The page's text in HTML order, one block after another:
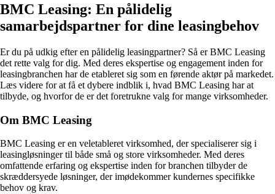
BMC Leasing: En pålidelig
samarbejdspartner for dine leasingbehov
Er du på udkig efter en pålidelig leasingpartner? Så er BMC Leasing
det rette valg for dig. Med deres ekspertise og engagement inden for
leasingbranchen har de etableret sig som en førende aktør på markedet.
Læs videre for at få et dybere indblik i, hvad BMC Leasing har at
tilbyde, og hvorfor de er det foretrukne valg for mange virksomheder.
Om BMC Leasing
BMC Leasing er en veletableret virksomhed, der specialiserer sig i
leasingløsninger til både små og store virksomheder. Med deres
omfattende erfaring og ekspertise inden for branchen tilbyder de
skræddersyede løsninger, der imødekommer kundernes specifikke
behov og krav.